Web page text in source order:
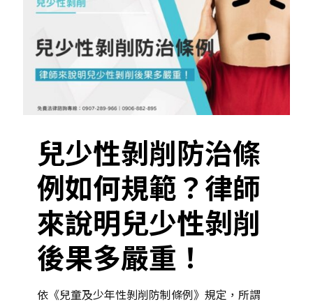
兒少性剝削防治條
例如何規範？律師
來說明兒少性剝削
後果多嚴重！
依《兒童及少年性剝削防制條例》規定，所謂